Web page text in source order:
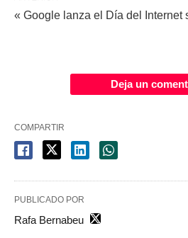
« Google lanza el Día del Internet
Deja un
COMPARTIR
PUBLICADO POR
Rafa Bernabeu